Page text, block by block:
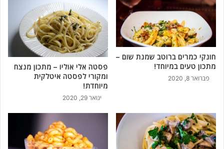
חונקי כמרים ברוטב שמנת שום –
מתכון טעים במיוחד!
פברואר 8, 2020
פסטה אלי אוליו – מתכון מנצח
ומקורי לפסטה איטלקית
מיוחדת!
ינואר 29, 2020